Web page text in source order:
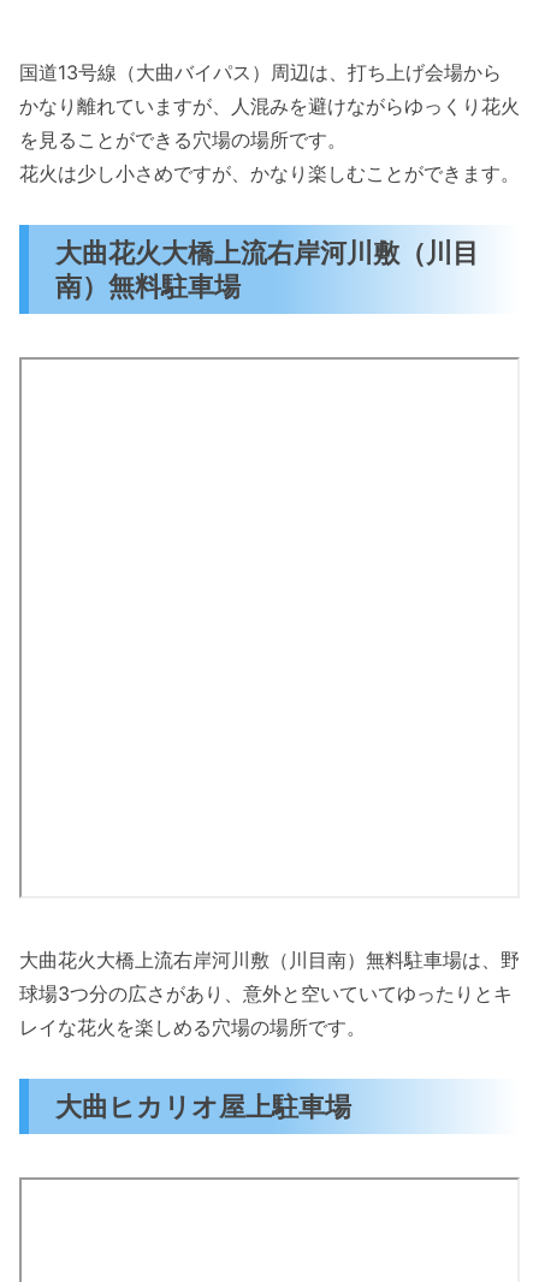
国道13号線（大曲バイパス）周辺は、打ち上げ会場から
かなり離れていますが、人混みを避けながらゆっくり花火
を見ることができる穴場の場所です。
花火は少し小さめですが、かなり楽しむことができます。
大曲花火大橋上流右岸河川敷（川目
南）無料駐車場
大曲花火大橋上流右岸河川敷（川目南）無料駐車場は、野
球場3つ分の広さがあり、意外と空いていてゆったりとキ
レイな花火を楽しめる穴場の場所です。
大曲ヒカリオ屋上駐車場